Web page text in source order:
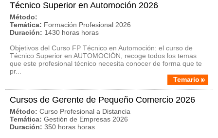
Técnico Superior en Automoción 2026
Método:
Temática: Formación Profesional 2026
Duración: 1430 horas horas
Objetivos del Curso FP Técnico en Automoción: el curso de
Técnico Superior en AUTOMOCIÓN, recoge todos los temas
que este profesional técnico necesita conocer de forma que te
pr...
Temario
Cursos de Gerente de Pequeño Comercio 2026
Método: Curso Profesional a Distancia
Temática: Gestión de Empresas 2026
Duración: 350 horas horas